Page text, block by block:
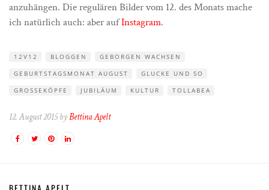
anzuhängen. Die regulären Bilder vom 12. des Monats mache
ich natürlich auch: aber aufInstagram.
12V12 BLOGGEN
GEBORGEN WACHSEN
GEBURTSTAGSMONAT AUGUST
GLUCKE UND SO
GROSSEKÖPFE
JUBILÄUM KULTUR TOLLABEA
12. August 2015 byBettina Apelt